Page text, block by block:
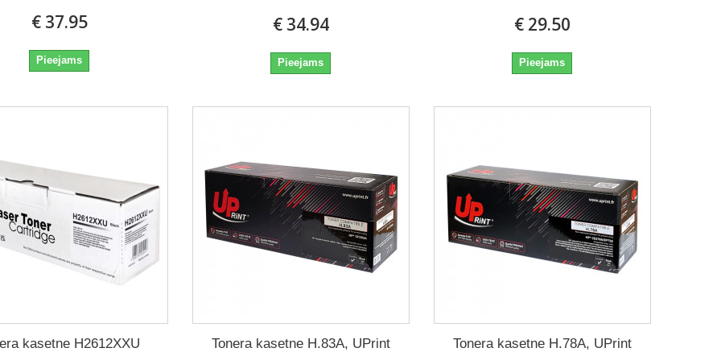
€ 37.95
Pieejams
€ 34.94
Pieejams
€ 29.50
Pieejams
kasetne H2612XXU Tonera kasetne H.83A, UPrint Tonera kasetne H.78A, UPrint